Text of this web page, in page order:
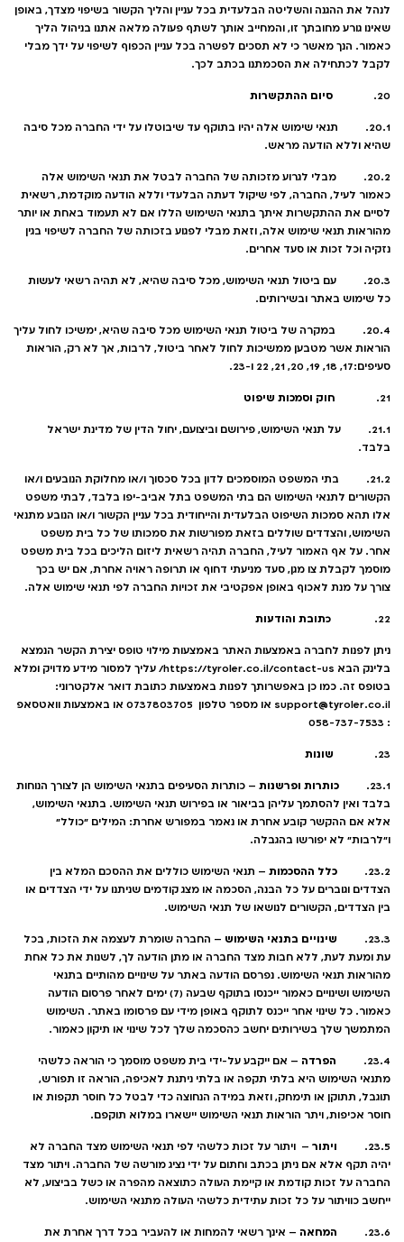
לנהל את ההגנה והשליטה הבלעדית בכל עניין והליך הקשור בשיפוי מצדך, באופן
שאינו גורע מחובתך זו, והמחייב אותך לשתף פעולה מלאה אתנו בניהול הליך
כאמור. הנך מאשר כי לא תסכים לפשרה בכל עניין הכפוף לשיפוי על ידך מבלי
לקבל לכתחילה את הסכמתנו בכתב לכך.
20. סיום ההתקשרות
20.1. תנאי שימוש אלה יהיו בתוקף עד שיבוטלו על ידי החברה מכל סיבה
שהיא וללא הודעה מראש.
20.2. מבלי לגרוע מזכותה של החברה לבטל את תנאי השימוש אלה
כאמור לעיל, החברה, לפי שיקול דעתה הבלעדי וללא הודעה מוקדמת, רשאית
לסיים את ההתקשרות איתך בתנאי השימוש הללו אם לא תעמוד באחת או יותר
מהוראות תנאי שימוש אלה, וזאת מבלי לפגוע בזכותה של החברה לשיפוי בגין
נזקיה וכל זכות או סעד אחרים.
20.3. עם ביטול תנאי השימוש, מכל סיבה שהיא, לא תהיה רשאי לעשות
כל שימוש באתר ובשירותים.
20.4. במקרה של ביטול תנאי השימוש מכל סיבה שהיא, ימשיכו לחול עליך
הוראות אשר מטבען ממשיכות לחול לאחר ביטול, לרבות, אך לא רק, הוראות
סעיפים:17, 18, 19, 20, 21, 22 ו-23.
21. חוק וסמכות שיפוט
21.1. על תנאי השימוש, פירושם וביצועם, יחול הדין של מדינת ישראל
בלבד.
21.2. בתי המשפט המוסמכים לדון בכל סכסוך ו/או מחלוקת הנובעים ו/או
הקשורים לתנאי השימוש הם בתי המשפט בתל אביב-יפו בלבד, לבתי משפט
אלו תהא סמכות השיפוט הבלעדית והייחודית בכל עניין הקשור ו/או הנובע מתנאי
השימוש, והצדדים שוללים בזאת מפורשות את סמכותו של כל בית משפט
אחר. על אף האמור לעיל, החברה תהיה רשאית ליזום הליכים בכל בית משפט
מוסמך לקבלת צו מגן, סעד מניעתי דחוף או תרופה ראויה אחרת, אם יש בכך
צורך על מנת לאכוף באופן אפקטיבי את זכויות החברה לפי תנאי שימוש אלה.
22. כתובת והודעות
ניתן לפנות לחברה באמצעות האתר באמצעות מילוי טופס יצירת הקשר הנמצא
בלינק הבא https://tyroler.co.il/contact-us/ עליך למסור מידע מדויק ומלא
בטופס זה. כמו כן באפשרותך לפנות באמצעות כתובת דואר אלקטרוני:
support@tyroler.co.il או מספר טלפון 0737803705 או באמצעות וואטסאפ
: 058-737-7533
23. שונות
23.1. כותרות ופרשנות – כותרות הסעיפים בתנאי השימוש הן לצורך הנוחות
בלבד ואין להסתמך עליהן בביאור או בפירוש תנאי השימוש. בתנאי השימוש,
אלא אם ההקשר קובע אחרת או נאמר במפורש אחרת: המילים "כולל"
ו"לרבות" לא יפורשו בהגבלה.
23.2. כלל ההסכמות – תנאי השימוש כוללים את ההסכם המלא בין
הצדדים וגוברים על כל הבנה, הסכמה או מצג קודמים שניתנו על ידי הצדדים או
בין הצדדים, הקשורים לנושאו של תנאי השימוש.
23.3. שינויים בתנאי השימוש – החברה שומרת לעצמה את הזכות, בכל
עת ומעת לעת, ללא חבות מצד החברה או מתן הודעה לך, לשנות את כל אחת
מהוראות תנאי השימוש. נפרסם הודעה באתר על שינויים מהותיים בתנאי
השימוש ושינויים כאמור ייכנסו בתוקף שבעה (7) ימים לאחר פרסום הודעה
כאמור. כל שינוי אחר ייכנס לתוקף באופן מידי עם פרסומו באתר. השימוש
המתמשך שלך בשירותים יחשב כהסכמה שלך לכל שינוי או תיקון כאמור.
23.4. הפרדה – אם ייקבע על-ידי בית משפט מוסמך כי הוראה כלשהי
מתנאי השימוש היא בלתי תקפה או בלתי ניתנת לאכיפה, הוראה זו תפורש,
תוגבל, תתוקן או תימחק, וזאת במידה הנחוצה כדי לבטל כל חוסר תקפות או
חוסר אכיפות, ויתר הוראות תנאי השימוש יישארו במלוא תוקפם.
23.5. ויתור – ויתור על זכות כלשהי לפי תנאי השימוש מצד החברה לא
יהיה תקף אלא אם ניתן בכתב וחתום על ידי נציג מורשה של החברה. ויתור מצד
החברה על זכות קודמת או קיימת העולה כתוצאה מהפרה או כשל בביצוע, לא
ייחשב כוויתור על כל זכות עתידית כלשהי העולה מתנאי השימוש.
23.6. המחאה – אינך רשאי להמחות או להעביר בכל דרך אחרת את